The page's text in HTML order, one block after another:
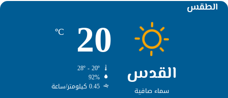
الطقس
القدس
سماء صافية
20
℃
92%
0.45 كيلومتر/ساعة